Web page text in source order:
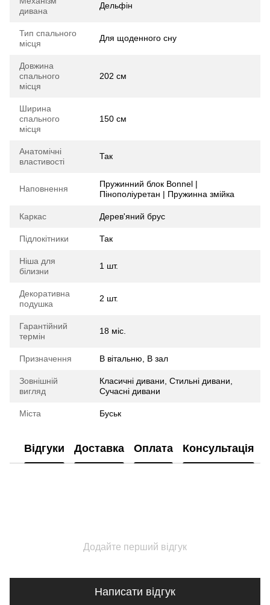
дивана
Дельфін
Тип спального
місця
Для щоденного сну
Довжина
спального
місця
202 см
Ширина
спального
місця
150 см
Анатомічні
властивості
Так
Наповнення
Пружинний блок Bonnel |
Пінополіуретан | Пружинна змійка
Каркас Дерев'яний брус
Підлокітники Так
Ніша для
білизни
1 шт.
Декоративна
подушка
2 шт.
Гарантійний
термін
18 міс.
Призначення В вітальню, В зал
Зовнішній
вигляд
Класичні дивани, Стильні дивани,
Сучасні дивани
Міста Буськ
Відгуки Доставка Оплата Консультація
Додайте перший відгук
Написати відгук